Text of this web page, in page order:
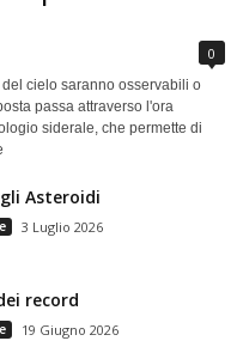
0
cielo saranno osservabili o
passa attraverso l'ora
siderale, che permette di
Asteroidi
3 Luglio 2026
record
19 Giugno 2026